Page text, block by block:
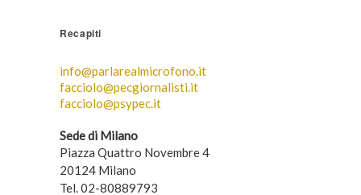
Recapiti
info@parlarealmicrofono.it
facciolo@pecgiornalisti.it
facciolo@psypec.it
Sede di Milano
Piazza Quattro Novembre 4
20124 Milano
Tel. 02-80889793